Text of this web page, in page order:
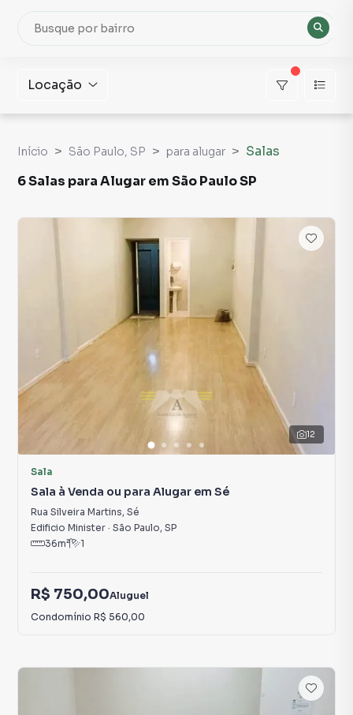
Locação
Início São Paulo, SP para alugar
Salas
6 Salas para Alugar em São Paulo SP
12
Sala
Sala à Venda ou para Alugar em Sé
Rua Silveira Martins, Sé
Edificio Minister · São Paulo, SP
36m² 1
R$ 750,00Aluguel
Condomínio R$ 560,00